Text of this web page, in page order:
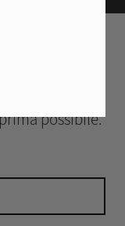
possibile.